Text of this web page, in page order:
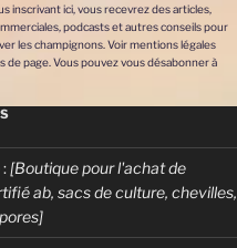
inscrivant ici, vous recevrez des articles,
podcasts et autres conseils pour
les champignons. Voir mentions légales
de page. Vous pouvez vous désabonner à
: [Boutique pour l'achat de
ab, sacs de culture, chevilles,